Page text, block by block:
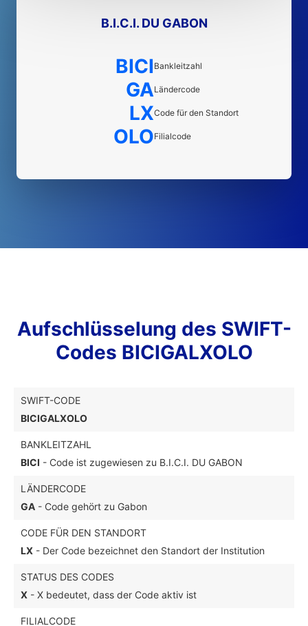
B.I.C.I. DU GABON
BICI Bankleitzahl
GALändercode
LXCode für den Standort
OLOFilialcode
Aufschlüsselung des SWIFT-
Codes BICIGALXOLO
SWIFT-CODE
BICIGALXOLO
BANKLEITZAHL
BICI - Code ist zugewiesen zu B.I.C.I. DU GABON
LÄNDERCODE
GA - Code gehört zu Gabon
CODE FÜR DEN STANDORT
LX - Der Code bezeichnet den Standort der Institution
STATUS DES CODES
X - X bedeutet, dass der Code aktiv ist
FILIALCODE